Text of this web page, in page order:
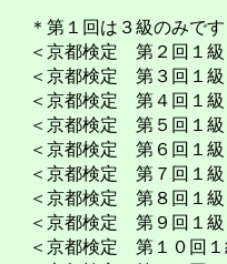
＊第１回は３級のみです
＜京都検定 第２回１級
＜京都検定 第３回１級
＜京都検定 第４回１級
＜京都検定 第５回１級
＜京都検定 第６回１級
＜京都検定 第７回１級
＜京都検定 第８回１級
＜京都検定 第９回１級
＜京都検定 第１０回１